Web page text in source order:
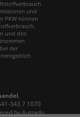
und
PKW können
und den
der
,
343 7 1070
by Autrado